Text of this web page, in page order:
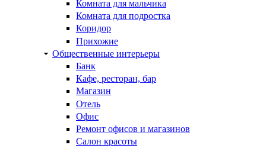
Комната для мальчика
Комната для подростка
Коридор
Прихожие
Общественные интерьеры
Банк
Кафе, ресторан, бар
Магазин
Отель
Офис
Ремонт офисов и магазинов
Салон красоты